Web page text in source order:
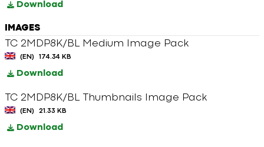
Download
IMAGES
TC 2MDP8K/BL Medium Image Pack
(EN) 174.34 KB
Download
TC 2MDP8K/BL Thumbnails Image Pack
(EN) 21.33 KB
Download